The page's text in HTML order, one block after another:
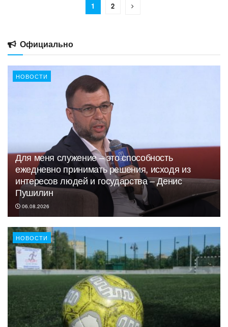
1 2
Официально
НОВОСТИ
Для меня служение – это способность
ежедневно принимать решения, исходя из
интересов людей и государства – Денис
Пушилин
06.08.2026
НОВОСТИ